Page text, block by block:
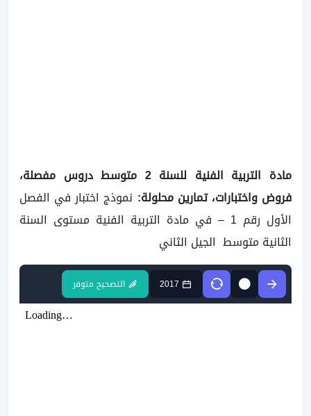
مادة التربية الفنية للسنة
2 متوسط دروس مفصلة،
فروض واختبارات، تمارين محلولة: نموذج اختبار في الفصل
الأول رقم 1 – في مادة التربية الفنية مستوى السنة
الثانية متوسط الجيل الثاني
2017 التصحيح متوفر